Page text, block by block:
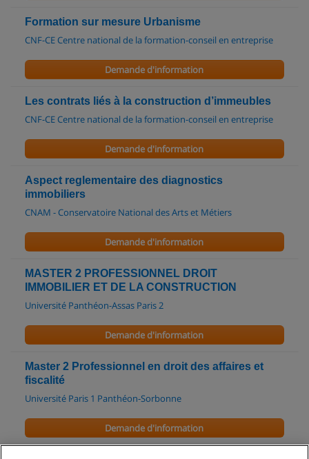
Formation sur mesure Urbanisme
CNF-CE Centre national de la formation-conseil en entreprise
Demande d'information
Les contrats liés à la construction d’immeubles
CNF-CE Centre national de la formation-conseil en entreprise
Demande d'information
Aspect reglementaire des diagnostics
immobiliers
CNAM - Conservatoire National des Arts et Métiers
Demande d'information
MASTER 2 PROFESSIONNEL DROIT
IMMOBILIER ET DE LA CONSTRUCTION
Université Panthéon-Assas Paris 2
Demande d'information
Master 2 Professionnel en droit des affaires et
fiscalité
Université Paris 1 Panthéon-Sorbonne
Demande d'information